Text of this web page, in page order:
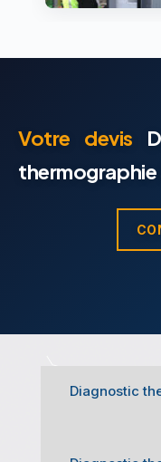
Votre devis
thermographie
Diagnostic